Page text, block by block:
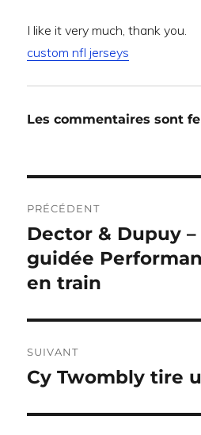
I like it very much, thank you.
custom nfl jerseys
Les commentaires sont
de
l’article
PRÉCÉDENT
Publication
précédente :
Dector & Dupuy
guidée
en train
SUIVANT
Publication
Cy Twombly tire